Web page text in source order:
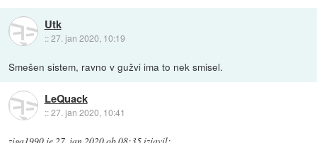
Utk
::27. jan 2020, 10:19
Smešen sistem, ravno v gužvi ima to nek smisel.
LeQuack
::27. jan 2020, 10:41